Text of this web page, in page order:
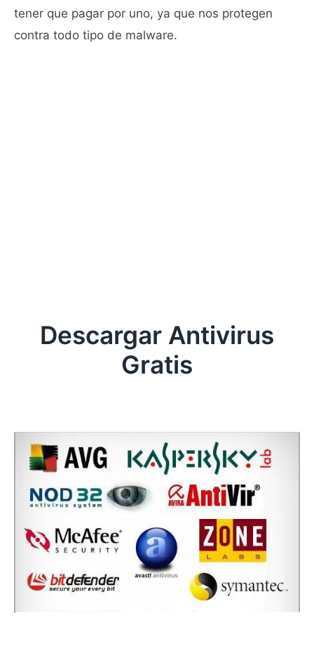
tener que pagar por uno, ya que nos protegen
contra todo tipo de malware.
Descargar Antivirus
Gratis